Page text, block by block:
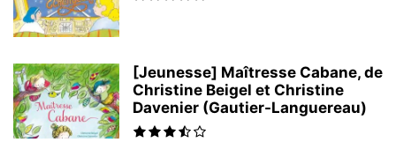
[Jeunesse] Maîtresse Cabane, de
Christine Beigel et Christine
Davenier (Gautier-Languereau)